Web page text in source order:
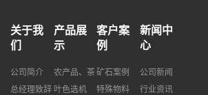
关于我
们
公司简介
总经理致辞
产品展
示
农产品、茶
叶色选机
客户案
例
矿石案例
特殊物料
新闻中
心
公司新闻
行业资讯